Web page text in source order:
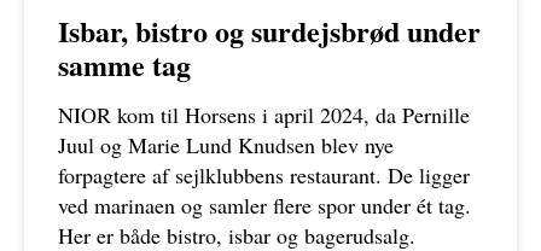
Isbar, bistro og surdejsbrød under
samme tag
NIOR kom til Horsens i april 2024, da Pernille
Juul og Marie Lund Knudsen blev nye
forpagtere af sejlklubbens restaurant. De ligger
ved marinaen og samler flere spor under ét tag.
Her er både bistro, isbar og bagerudsalg.